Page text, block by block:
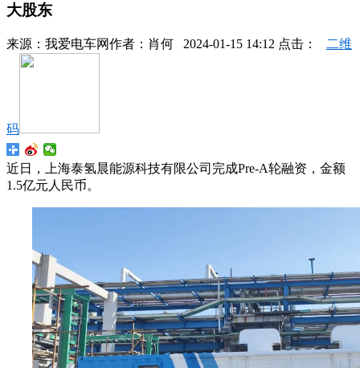
大股东
来源： 我爱电车网作者： 肖何 2024-01-15 14:12 点击： 二维
码
近日，上海泰氢晨能源科技有限公司完成Pre-A轮融资，金额
1.5亿元人民币。